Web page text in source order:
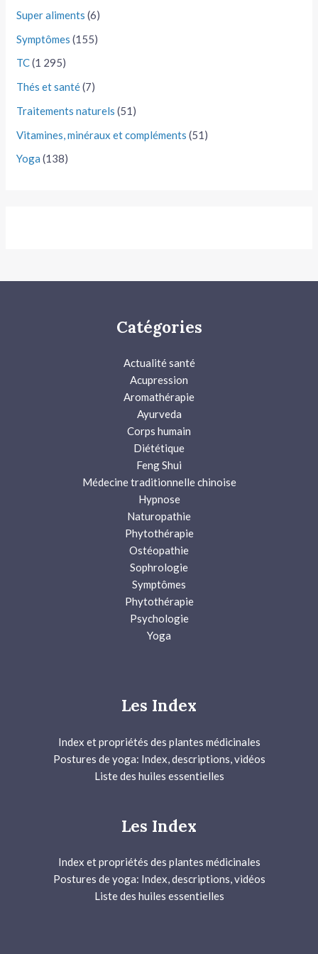
Super aliments (6)
Symptômes (155)
TC(1 295)
Thés et santé(7)
Traitements naturels (51)
Vitamines, minéraux et compléments (51)
Yoga (138)
Catégories
Actualité santé
Acupression
Aromathérapie
Ayurveda
Corps humain
Diététique
Feng Shui
Médecine traditionnelle chinoise
Hypnose
Naturopathie
Phytothérapie
Ostéopathie
Sophrologie
Symptômes
Phytothérapie
Psychologie
Yoga
Les Index
Index et propriétés des plantes médicinales
Postures de yoga: Index, descriptions, vidéos
Liste des huiles essentielles
Les Index
Index et propriétés des plantes médicinales
Postures de yoga: Index, descriptions, vidéos
Liste des huiles essentielles